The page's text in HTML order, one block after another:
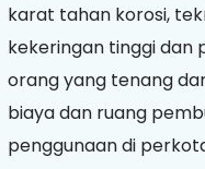
karat tahan korosi,
kekeringan tinggi dan
orang yang tenang
biaya dan ruang
penggunaan di